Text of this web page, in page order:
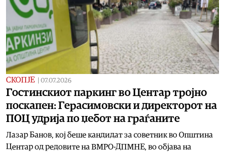
СКОПЈЕ 07.07.2026
Гостинскиот паркинг во Центар тројно
поскапен: Герасимовски и директорот на
ПОЦ удрија по џебот на граѓаните
Лазар Банов, кој беше кандидат за советник во Општина
Центар од редовите на ВМРО-ДПМНЕ, во објава на